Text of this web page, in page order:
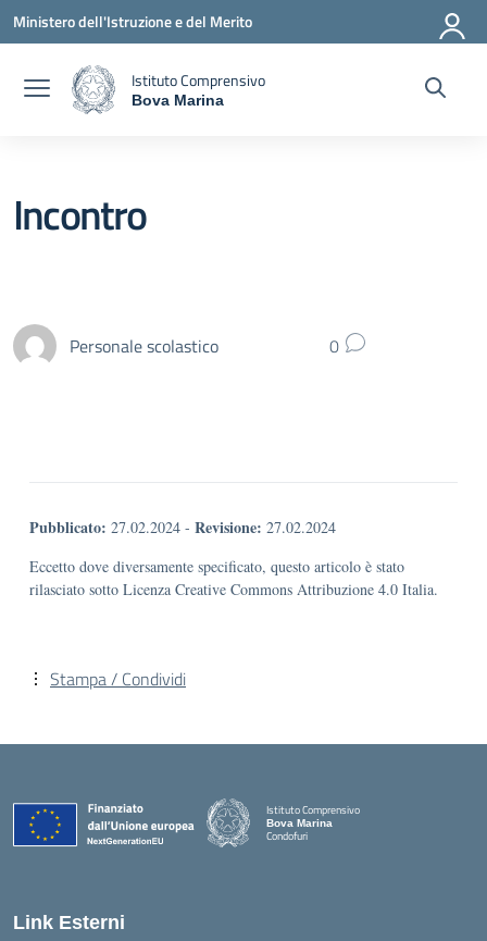
Vai ai contenuti
Vai al menu di navigazione
Vai al footer
Ministero dell'Istruzione e del Merito
Istituto Comprensivo
Bova Marina
Incontro
Personale scolastico 0
Pubblicato: 27.02.2024 - Revisione: 27.02.2024
Eccetto dove diversamente specificato, questo articolo è stato
rilasciato sotto Licenza Creative Commons Attribuzione 4.0 Italia.
Stampa / Condividi
Istituto Comprensivo
Bova Marina
Condofuri
Link Esterni